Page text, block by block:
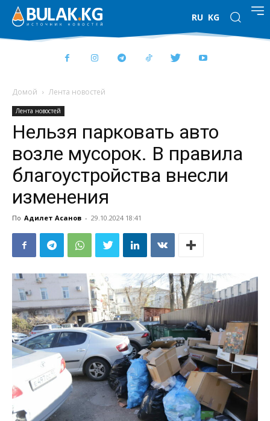
RU KG
Домой Лента новостей
Лента новостей
Нельзя парковать авто
возле мусорок. В правила
благоустройства внесли
изменения
По Адилет Асанов - 29.10.2024 18:41